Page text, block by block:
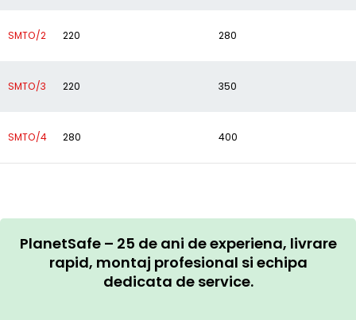
SMTO/2 220 280
SMTO/3 220 350
SMTO/4 280 400
PlanetSafe – 25 de ani de experiena, livrare
rapid, montaj profesional si echipa
dedicata de service.